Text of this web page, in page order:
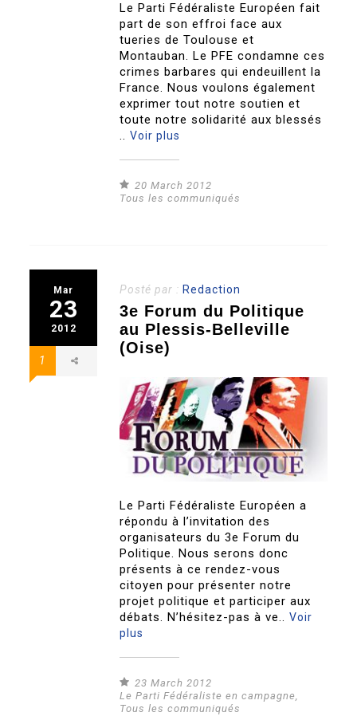
Le Parti Fédéraliste Européen fait
part de son effroi face aux
tueries de Toulouse et
Montauban. Le PFE condamne ces
crimes barbares qui endeuillent la
France. Nous voulons également
exprimer tout notre soutien et
toute notre solidarité aux blessés
..Voir plus
20 March 2012
Tous les communiqués
Mar
23
2012
1
Posté par : Redaction
3e Forum du Politique
au Plessis-Belleville
(Oise)
Le Parti Fédéraliste Européen a
répondu à l’invitation des
organisateurs du 3e Forum du
Politique. Nous serons donc
présents à ce rendez-vous
citoyen pour présenter notre
projet politique et participer aux
débats. N’hésitez-pas à ve..Voir
plus
23 March 2012
Le Parti Fédéraliste en campagne
Tous les communiqués